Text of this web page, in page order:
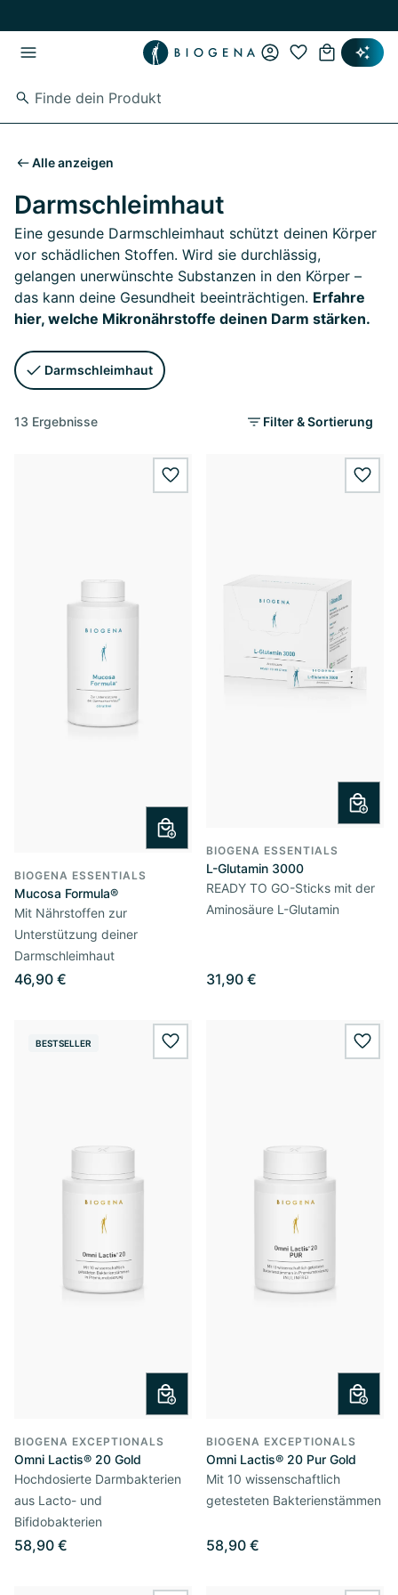
Alle anzeigen
Darmschleimhaut
Eine gesunde Darmschleimhaut schützt deinen Körper
vor schädlichen Stoffen. Wird sie durchlässig,
gelangen unerwünschte Substanzen in den Körper –
das kann deine Gesundheit beeinträchtigen. Erfahre
hier, welche Mikronährstoffe deinen Darm stärken.
Darmschleimhaut
13 Ergebnisse Filter & Sortierung
wishlist.add
BIOGENA ESSENTIALS
Mucosa Formula®
Mit Nährstoffen zur
Unterstützung deiner
Darmschleimhaut
46,90 €
BIOGENA ESSENTIALS
L-Glutamin 3000
READY TO GO-Sticks mit der
Aminosäure L-Glutamin
31,90 €
BESTSELLER wishlist.add
BIOGENA EXCEPTIONALS
Omni Lactis® 20 Gold
Hochdosierte Darmbakterien
aus Lacto- und
Bifidobakterien
58,90 €
BIOGENA EXCEPTIONALS
Omni Lactis® 20 Pur Gold
Mit 10 wissenschaftlich
getesteten Bakterienstämmen
58,90 €